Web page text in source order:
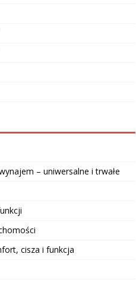
– uniwersalne i trwałe
cisza i funkcja